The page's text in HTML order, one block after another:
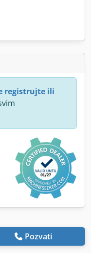
registrujte ili
Pozvati